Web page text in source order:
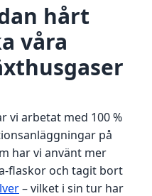
hårt
våra
vi arbetat med 100 %
på
har vi använt mer
flaskor och tagit bort
– vilket i sin tur har